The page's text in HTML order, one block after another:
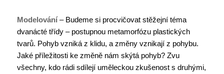
Modelování– Budeme si procvičovat stěžejní téma
dvanácté třídy – postupnou metamorfózu plastických
tvarů. Pohyb vzniká z klidu, a změny vznikají z pohybu.
Jaké příležitosti ke změně nám skýtá pohyb? Zvu
všechny, kdo rádi sdílejí uměleckou zkušenost s druhými,